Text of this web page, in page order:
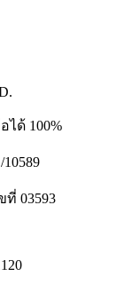
ด้ 100%
03593